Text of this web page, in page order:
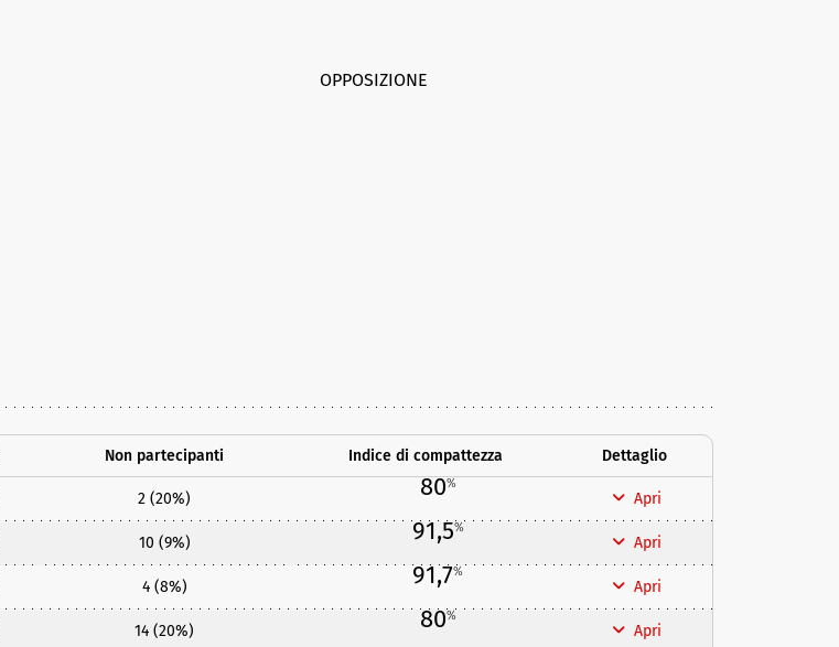
OPPOSIZIONE
Non partecipanti Indice di compattezza Dettaglio
2 (20%) 80%
Apri
10 (9%) 91,5%
Apri
4 (8%) 91,7%
Apri
14 (20%) 80%
Apri